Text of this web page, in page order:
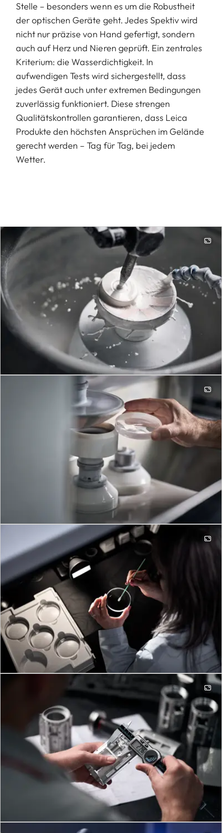
Stelle – besonders wenn es um die Robustheit
der optischen Geräte geht. Jedes Spektiv wird
nicht nur präzise von Hand gefertigt, sondern
auch auf Herz und Nieren geprüft. Ein zentrales
Kriterium: die Wasserdichtigkeit. In
aufwendigen Tests wird sichergestellt, dass
jedes Gerät auch unter extremen Bedingungen
zuverlässig funktioniert. Diese strengen
Qualitätskontrollen garantieren, dass Leica
Produkte den höchsten Ansprüchen im Gelände
gerecht werden – Tag für Tag, bei jedem
Wetter.